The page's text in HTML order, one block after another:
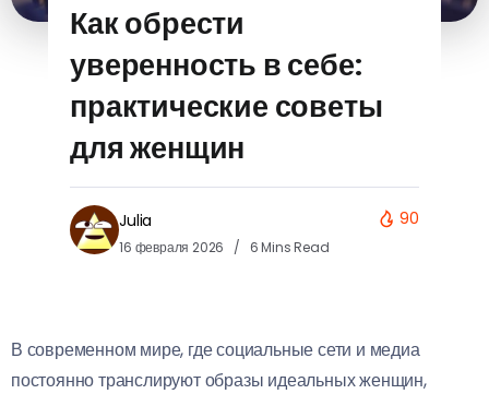
Как обрести
уверенность в себе:
практические советы
для женщин
Julia
16 февраля 2026 6 Mins Read
90
В современном мире, где социальные сети и медиа
постоянно транслируют образы идеальных женщин,